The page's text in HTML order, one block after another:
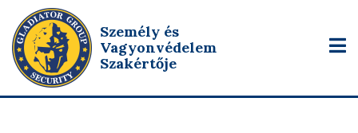
Személy és
Vagyonvédelem
Szakértője